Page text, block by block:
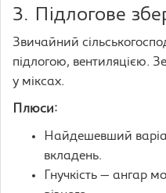
3. Підлогове
Звичайний
підлогою, вентиляцією.
у міксах.
Плюси:
Найдешевший
вкладень.
Гнучкість — ангар